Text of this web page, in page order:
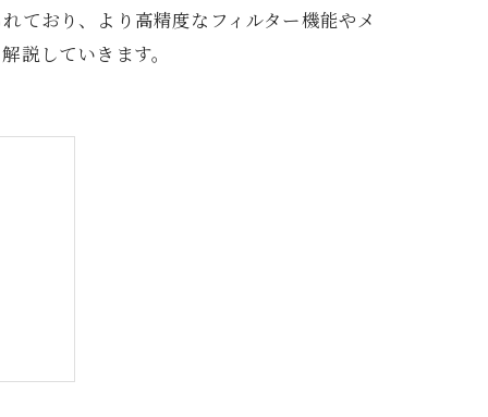
ており、より高精度なフィルター機能やメ
説していきます。